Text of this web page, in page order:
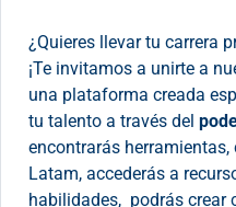
¿Quieres llevar tu carrera
¡Te invitamos a unirte a
una plataforma creada
tu talento a través del
encontrarás herramientas,
Latam, accederás a
habilidades, podrás crear